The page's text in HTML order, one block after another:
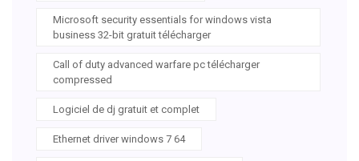
Microsoft security essentials for windows vista
business 32-bit gratuit télécharger
Call of duty advanced warfare pc télécharger
compressed
Logiciel de dj gratuit et complet
Ethernet driver windows 7 64